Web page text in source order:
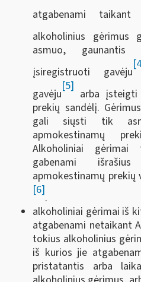
atgabenami taikant
alkoholinius gėrimus
asmuo,
įsiregistruoti gavėju
gavėju
[5]
arba įsteigti
prekių sandėlį.
gali siųsti tik
apmokestinamų
Alkoholiniai
gabenami
apmokestinamų prekių
[6]
.
alkoholiniai gėrimai iš
atgabenami netaikant
tokius alkoholinius
iš kurios jie
pristatantis arba